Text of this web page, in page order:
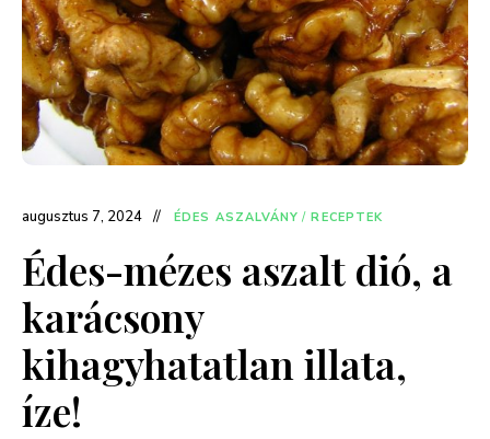
augusztus 7, 2024 ÉDES ASZALVÁNY / RECEPTEK
Édes-mézes aszalt dió, a
karácsony
kihagyhatatlan illata,
íze!